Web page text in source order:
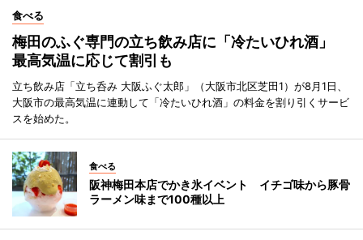
食べる
梅田のふぐ専門の立ち飲み店に「冷たいひれ酒」
最高気温に応じて割引も
立ち飲み店「立ち呑み 大阪ふぐ太郎」（大阪市北区芝田1）が8月1日、
大阪市の最高気温に連動して「冷たいひれ酒」の料金を割り引くサービ
スを始めた。
食べる
阪神梅田本店でかき氷イベント イチゴ味から豚骨
ラーメン味まで100種以上